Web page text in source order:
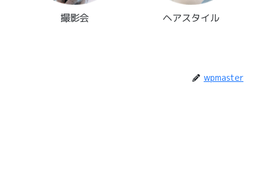
撮影会 ヘアスタイル
wpmaster